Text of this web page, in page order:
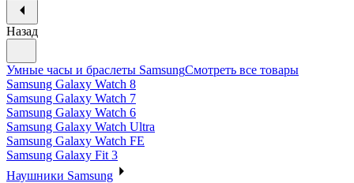
Назад
Умные часы и браслеты SamsungСмотреть все товары
Samsung Galaxy Watch 8
Samsung Galaxy Watch 7
Samsung Galaxy Watch 6
Samsung Galaxy Watch Ultra
Samsung Galaxy Watch FE
Samsung Galaxy Fit 3
Наушники Samsung